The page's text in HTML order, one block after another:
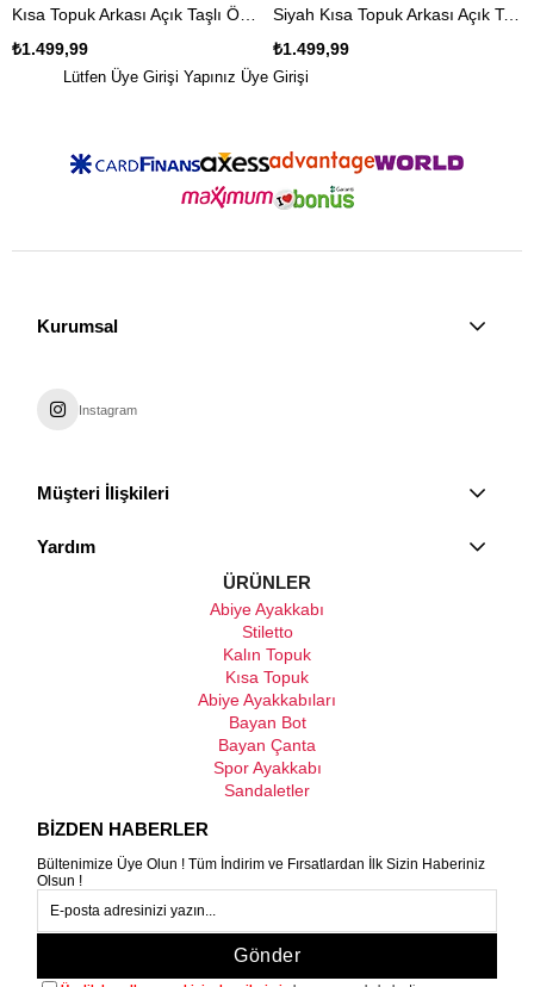
₺1.499,99
Siyah Kısa Topuk Arkası Açık Taşlı Özel Gün Ayakkabısı
₺1.499,99
Lütfen Üye Girişi Yapınız Üye Girişi
Kurumsal
Instagram
Müşteri İlişkileri
Yardım
ÜRÜNLER
Abiye Ayakkabı
Stiletto
Kalın Topuk
Kısa Topuk
Abiye Ayakkabıları
Bayan Bot
Bayan Çanta
Spor Ayakkabı
Sandaletler
BİZDEN HABERLER
Bültenimize Üye Olun ! Tüm İndirim ve Fırsatlardan İlk Sizin Haberiniz
Olsun !
Gönder